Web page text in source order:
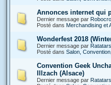
Annonces internet qui
Dernier message par
Posté dans Merchandising et
Wonderfest 2018
Dernier message par
Posté dans Salon,
Convention Geek
Illzach (Alsace)
Dernier message par